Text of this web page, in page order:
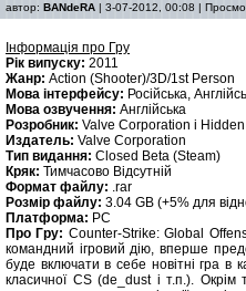
автор: BANdeRA | 3-07-2012, 00:08 |
Інформація про Гру
Рік випуску: 2011
Жанр: Action (Shooter)/3D/1st Person
Мова інтерфейсу: Російська,
Мова озвучення: Англійська
Розробник: Valve Corporation і
Издатель: Valve Corporation
Тип видання: Closed Beta (Steam)
Кряк: Тимчасово Відсутній
Формат файлу: .rar
Розмір файлу: 3.04 GB (+5% для
Платформа: PC
Про Гру: Counter-Strike: Global
командний ігровий дію, вперше
буде включати в себе новітні гра в
класичної CS (de_dust і т.п.). Окрім